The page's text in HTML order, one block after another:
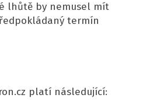
lhůtě by nemusel mít
termín
platí následující: